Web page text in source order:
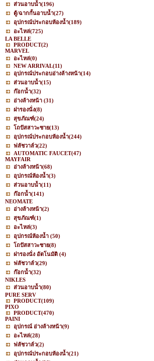
ส่วนอาบน้ำ(196)
ตู้/ฉากกั้นอาบน้ำ(27)
อุปกรณ์ประกอบห้องน้ำ(189)
อะไหล่(725)
LA BELLE
PRODUCT(2)
MARVEL
อะไหล่(0)
NEW ARRIVAL(11)
อุปกรณ์ประกอบอ่างล้างหน้า(14)
ส่วนอาบน้ำ(15)
ก๊อกน้ำ(32)
อ่างล้างหน้า (31)
ฝารองนั่ง(8)
สุขภัณฑ์(24)
โถปัสสาวะชาย(13)
อุปกรณ์ประกอบห้องน้ำ(244)
ฟลัชวาล์ว(22)
AUTOMATIC FAUCET(47)
MAYFAIR
อ่างล้างหน้า(68)
อุปกรณ์ห้องน้ำ(3)
ส่วนอาบน้ำ(11)
ก๊อกน้ำ(141)
NEOMATE
อ่างล้างหน้า(2)
สุขภัณฑ์(1)
อะไหล่(3)
อุปกรณ์ห้องน้ำ (50)
โถปัสสาวะชาย(8)
ฝารองนั่ง อัตโนมัติ (4)
ฟลัชวาล์ว(29)
ก๊อกน้ำ(32)
NIKLES
ส่วนอาบน้ำ(80)
PURE SERV
PRODUCT(109)
PIXO
PRODUCT(470)
PAINI
อุปกรณ์ อ่างล้างหน้า(9)
อะไหล่(28)
ฟลัชวาล์ว(2)
อุปกรณ์ประกอบห้องน้ำ(21)